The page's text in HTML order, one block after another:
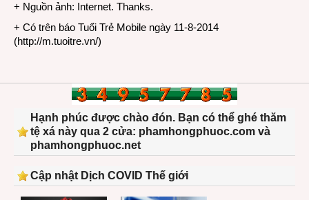
+ Nguồn ảnh: Internet. Thanks.
+ Có trên báo Tuổi Trẻ Mobile ngày 11-8-2014
(http://m.tuoitre.vn/)
Hạnh phúc được chào đón. Bạn có thể ghé thăm
tệ xá này qua 2 cửa: phamhongphuoc.com và
phamhongphuoc.net
Cập nhật Dịch COVID Thế giới